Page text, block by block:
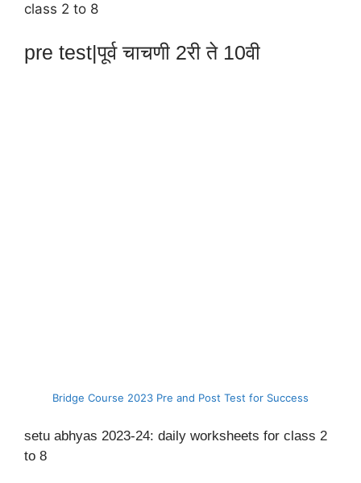
class 2 to 8
pre test|पूर्व चाचणी 2री ते 10वी
Bridge Course 2023 Pre and Post Test for Success
setu abhyas 2023-24: daily worksheets for class 2
to 8